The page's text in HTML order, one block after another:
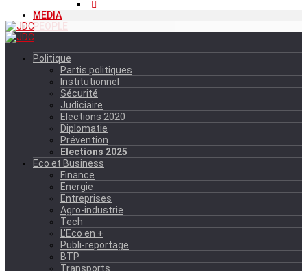
MEDIA
PEOPLE
Politique
Partis politiques
Institutionnel
Sécurité
Judiciaire
Elections 2020
Diplomatie
Prévention
Elections 2025
Eco et Business
Finance
Energie
Entreprises
Agro-industrie
Tech
L'Eco en +
Publi-reportage
BTP
Transports